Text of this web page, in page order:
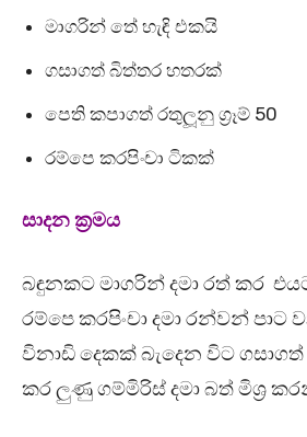
මාගරින් තේ හැඳි එකයි
ගසාගත් බිත්තර හතරක්
පෙති කපාගත් රතුලූනු ග්‍රෑම් 50
රම්පෙ කරපිංචා ටිකක්
සාදන ක්‍රමය
බඳුනකට මාගරින් දමා රත් කර
රම්පෙ කරපිංචා දමා රන්වන් පාට
විනාඩි දෙකක් බැදෙන විට
කර ලුණු ගම්මිරිස් දමා බත් මිශ්‍ර